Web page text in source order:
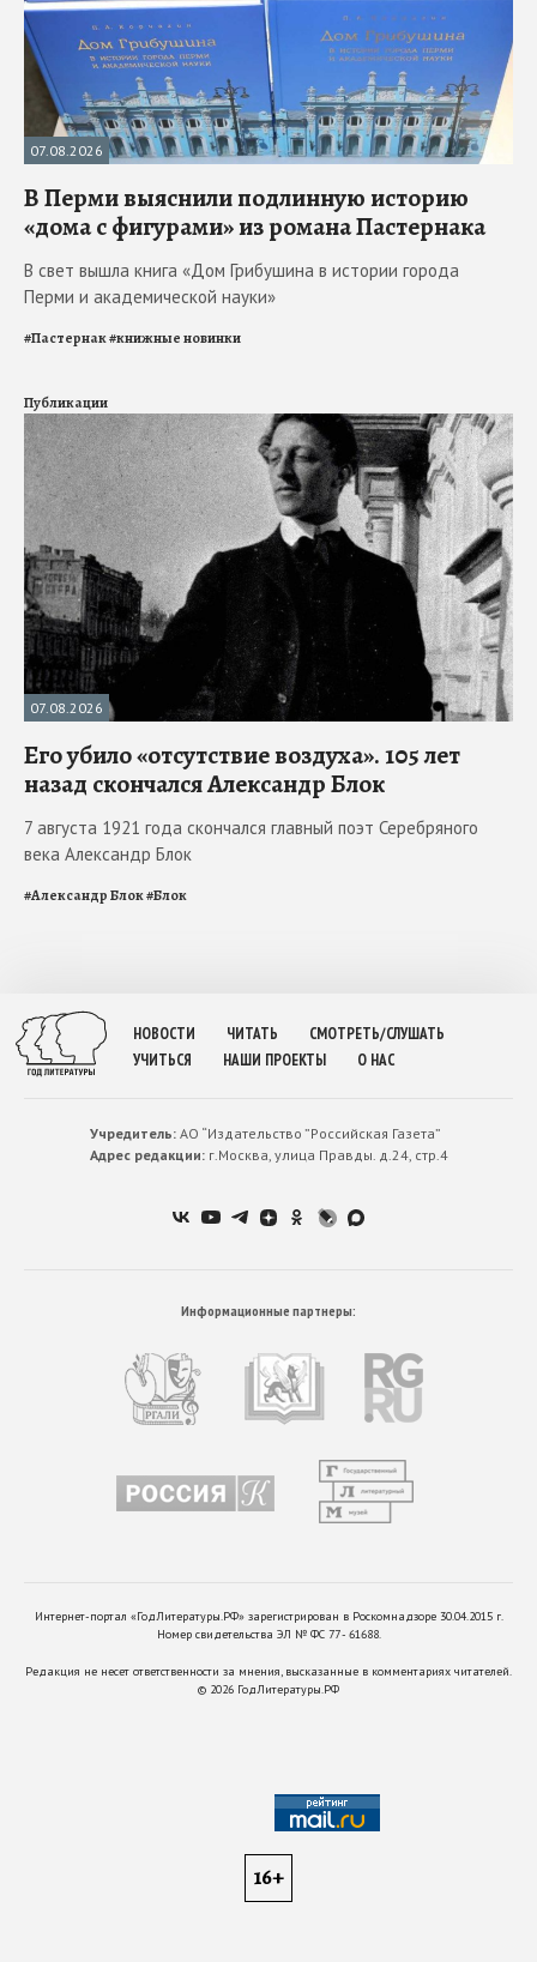
07.08.2026
В Перми выяснили подлинную историю
«дома с фигурами» из романа Пастернака
В свет вышла книга «Дом Грибушина в истории города
Перми и академической науки»
#Пастернак#книжные новинки
Публикации
07.08.2026
Его убило «отсутствие воздуха». 105 лет
назад скончался Александр Блок
7 августа 1921 года скончался главный поэт Серебряного
века Александр Блок
#Александр Блок#Блок
НОВОСТИ ЧИТАТЬ
СМОТРЕТЬ/СЛУШАТЬ
УЧИТЬСЯ
НАШИ ПРОЕКТЫ О НАС
Учредитель:АО “Издательство ”Российская Газета”
Адрес редакции:г.Москва, улица Правды. д.24, стр.4
Информационные партнеры:
Интернет-портал «ГодЛитературы.РФ» зарегистрирован в Роскомнадзоре 30.04.2015 г.
Номер свидетельства ЭЛ № ФС 77 - 61688.
Редакция не несет ответственности за мнения, высказанные в комментариях читателей.
© 2026 ГодЛитературы.РФ
16+